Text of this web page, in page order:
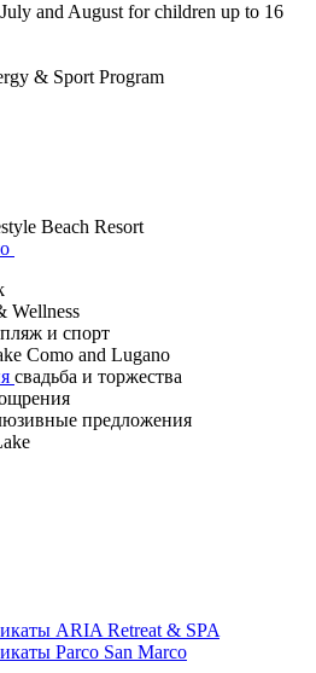
and August for children up to 16
& Sport Program
Beach Resort
Wellness
и спорт
Como and Lugano
свадьба и торжества
предложения
ARIA Retreat & SPA
Parco San Marco